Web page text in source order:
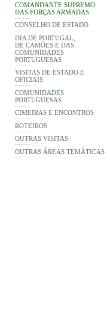
COMANDANTE SUPREMO
DAS FORÇAS ARMADAS
CONSELHO DE ESTADO
DIA DE PORTUGAL,
DE CAMÕES E DAS
COMUNIDADES
PORTUGUESAS
VISITAS DE ESTADO E
OFICIAIS
COMUNIDADES
PORTUGUESAS
CIMEIRAS E ENCONTROS
ROTEIROS
OUTRAS VISITAS
OUTRAS ÁREAS TEMÁTICAS